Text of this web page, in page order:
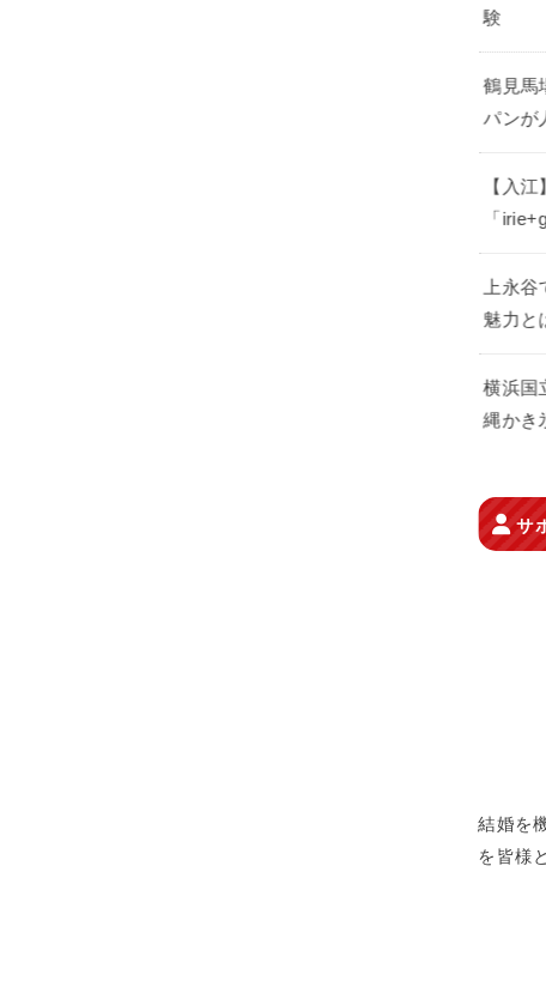
験
鶴見馬
パンが
【入
「
上永
魅力と
横浜国
縄かき
サ
結婚を
を皆様